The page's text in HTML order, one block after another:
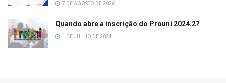
7 DE AGOSTO DE 2026
Quando abre a inscrição do Prouni 2024.2?
1 DE JULHO DE 2024